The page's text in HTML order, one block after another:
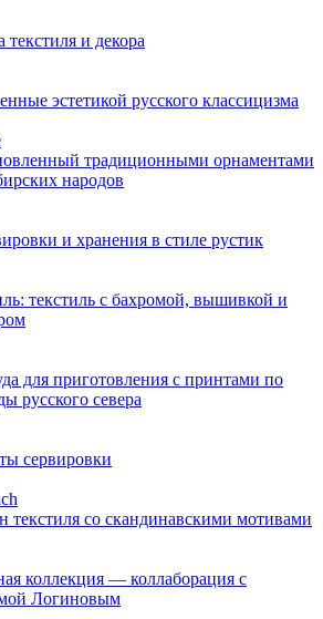
текстиля и декора
эстетикой русского классицизма
традиционными орнаментами
народов
и хранения в стиле рустик
текстиль с бахромой, вышивкой и
для приготовления с принтами по
русского севера
сервировки
текстиля со скандинавскими мотивами
коллекция — коллаборация с
Логиновым